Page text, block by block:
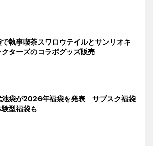
執事喫茶スワロウテイルとサンリオキ
クターズのコラボグッズ販売
池袋が2026年福袋を発表 サブスク福袋
型福袋も